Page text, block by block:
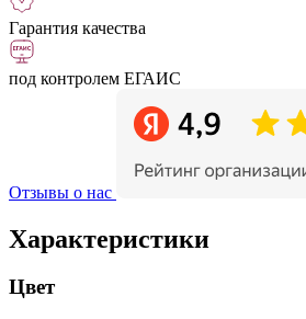
Гарантия качества
под контролем ЕГАИС
Отзывы о нас
Характеристики
Цвет